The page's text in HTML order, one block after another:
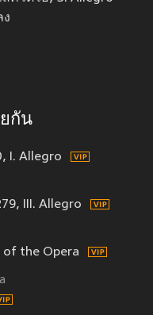
ง
กัน
I. Allegro
III. Allegro
of the Opera